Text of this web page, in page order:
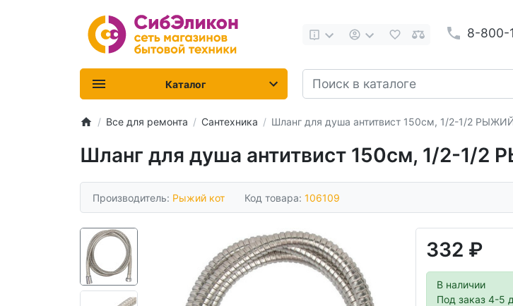
8-800-
Каталог
Все для ремонта Сантехника Шланг для душа антитвист 150см, 1/2-1/2
Шланг для душа антитвист 150см, 1/2-1/
Производитель: Рыжий кот Код товара: 106109
332 ₽
В наличии
Под заказ 4-5